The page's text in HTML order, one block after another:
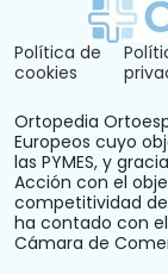
Política de
cookies
Ortopedia
Europeos cuyo
las PYMES, y
Acción con el
competitividad de
ha contado con
Cámara de